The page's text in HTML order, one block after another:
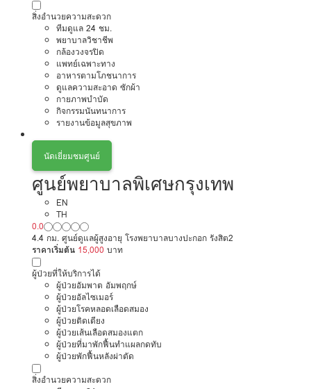
สิ่งอำนวยความสะดวก
ทีมดูแล 24 ชม.
พยาบาลวิชาชีพ
กล้องวงจรปิด
แพทย์เฉพาะทาง
อาหารตามโภชนาการ
ดูแลความสะอาด ซักผ้า
กายภาพบำบัด
กิจกรรมนันทนาการ
รายงานข้อมูลสุขภาพ
นัดเยี่ยมชมศูนย์
ศูนย์พยาบาลพิเศษกรุงเทพ
EN
TH
0.0
4.4 กม. ศูนย์ดูแลผู้สูงอายุ โรงพยาบาลบางปะกอก รังสิต2
ราคาเริ่มต้น 15,000 บาท
ผู้ป่วยที่ให้บริการได้
ผู้ป่วยอัมพาต อัมพฤกษ์
ผู้ป่วยอัลไซเมอร์
ผู้ป่วยโรคหลอดเลือดสมอง
ผู้ป่วยติดเตียง
ผู้ป่วยเส้นเลือดสมองแตก
ผู้ป่วยที่มาพักฟื้นทำแผลกดทับ
ผู้ป่วยพักฟื้นหลังผ่าตัด
สิ่งอำนวยความสะดวก